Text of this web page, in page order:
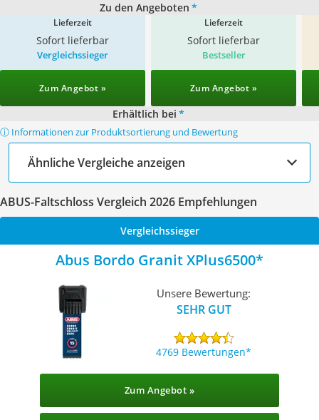
Zu den Angeboten *
Lieferzeit
Sofort lieferbar
Lieferzeit
Sofort lieferbar
Vergleichssieger
Zum Angebot »
Bestseller
Zum Angebot »
Erhältlich bei *
ⓘ Informationen zur Produktsortierung und Bewertung
Ähnliche Vergleiche anzeigen
ABUS-Faltschloss Vergleich 2026 Empfehlungen
Vergleichssieger
Abus Bordo Granit XPlus6500
Unsere Bewertung:
SEHR GUT
4769 Bewertungen
Zum Angebot »